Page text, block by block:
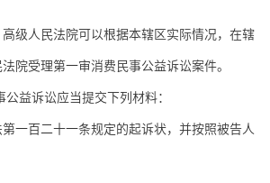
级人民法院可以根据本辖区实际情况，在辖
院受理第一审消费民事公益诉讼案件。
公益诉讼应当提交下列材料：
第一百二十一条规定的起诉状，并按照被告人